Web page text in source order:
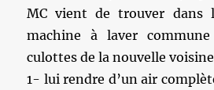
MC vient de trouver dans
machine à laver
culottes de la nouvelle
1- lui rendre d’un air